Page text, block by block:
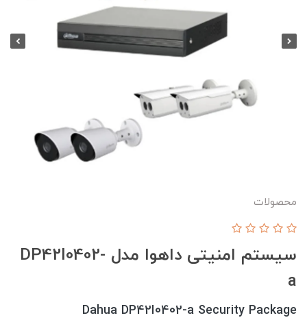
محصولات
سیستم امنیتی داهوا مدل DP42I0402-
a
Dahua DP42I0402-a Security Package